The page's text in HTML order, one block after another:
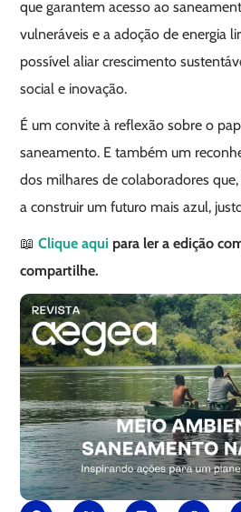
que garantem acesso ao
vulneráveis e a adoção de energia
possível aliar crescimento
social e inovação.
É um convite à reflexão sobre o
saneamento. E também um
dos milhares de colaboradores
a construir um futuro mais azul,
📖 Clique aqui para ler a edição
compartilhe.